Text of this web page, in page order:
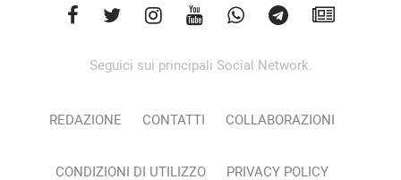
Seguici sui principali Social Network.
REDAZIONE CONTATTI COLLABORAZIONI
CONDIZIONI DI UTILIZZO PRIVACY POLICY